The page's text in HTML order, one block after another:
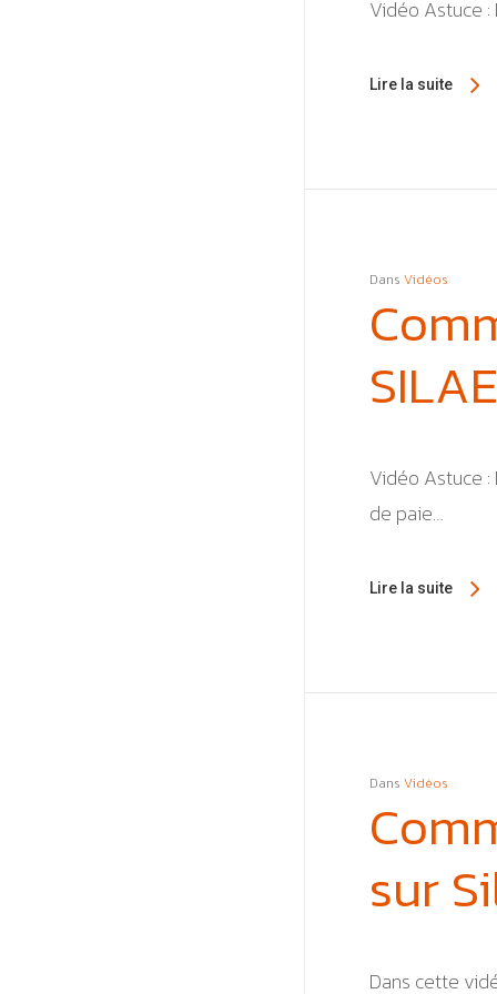
Vidéo Astuce
Lire la suite
Dans Vidéos
SILAE
Vidéo Astuce
de paie…
Lire la suite
Dans Vidéos
sur
Dans cette